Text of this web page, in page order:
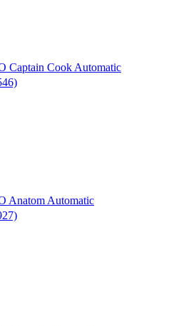
Captain Cook Automatic
Anatom Automatic